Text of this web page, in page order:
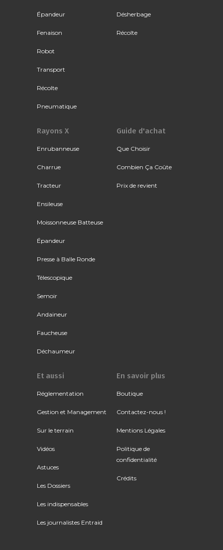
Épandeur
Fenaison
Robot
Transport
Récolte
Pneumatique
Désherbage
Récolte
Rayons X
Enrubanneuse
Charrue
Tracteur
Ensileuse
Moissonneuse Batteuse
Épandeur
Presse à Balle Ronde
Télescopique
Semoir
Andaineur
Faucheuse
Déchaumeur
Guide d'achat
Que Choisir
Combien Ça Coûte
Prix de revient
Et aussi
Réglementation
Gestion et Management
Sur le terrain
Vidéos
Astuces
Les Dossiers
Les indispensables
Les journalistes Entraid
En savoir plus
Boutique
Contactez-nous !
Mentions Légales
Politique de
confidentialité
Crédits